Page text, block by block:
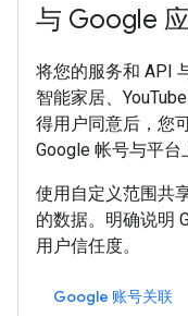
与 Google
将您的服务和 API
智能家居、
得用户同意后，您
Google 帐号与平台
使用自定义范围共
的数据。明确说明
用户信任度。
Google 账号关联